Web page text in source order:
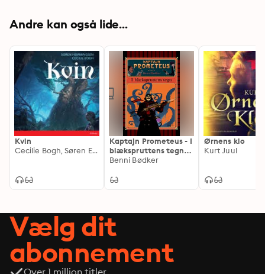
Andre kan også lide...
Kvin
Cecilie Bogh, Søren Elmerdahl Hemmingsen, Søren Hemmingsen
Kaptajn Prometeus - I
blækspruttens tegn -
Lyt&læs: Nr. 1
Benni Bødker
Ørnens klo
Kurt Juul
Vælg dit
abonnement
Over 1 million titler